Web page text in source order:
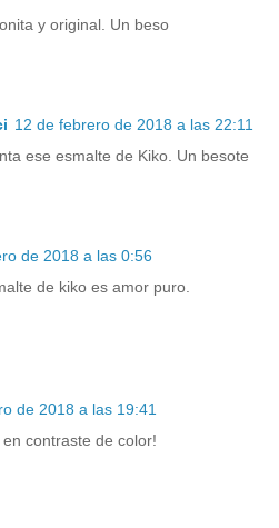
y original. Un beso
12 de febrero de 2018 a las 22:11
ese esmalte de Kiko. Un besote
de 2018 a las 0:56
de kiko es amor puro.
de 2018 a las 19:41
contraste de color!